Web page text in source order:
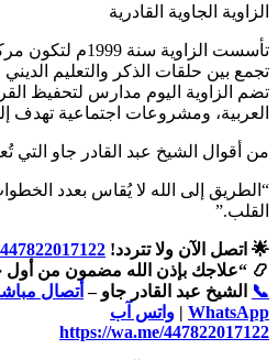
الزاوية الجاوية القادرية
تأسست الزاوية
تجمع بين حلقات الذكر والتعليم
تضم الزاوية اليوم مدارس لتحفيظ
العربية، ومشروعات اجتماعية تهدف
من أقوال الشيخ عبد القادر جاو التي
“الطريق إلى الله لا يُقاس بعدد
القلب.”
🌟 اتصل الآن ولا تتردد!
📿 “علاجك بإذن الله مضمون من
📞
الشيخ عبد القادر جاو – أتصال
WhatsApp
| واتس آب
https://wa.me/447822017122